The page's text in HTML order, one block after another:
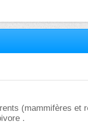
(mammifères et
.